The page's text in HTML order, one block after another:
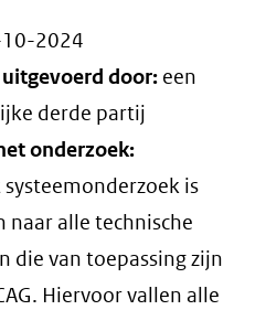
2024
door: een
derde partij
onderzoek:
is
naar alle technische
die van toepassing zijn
Hiervoor vallen alle